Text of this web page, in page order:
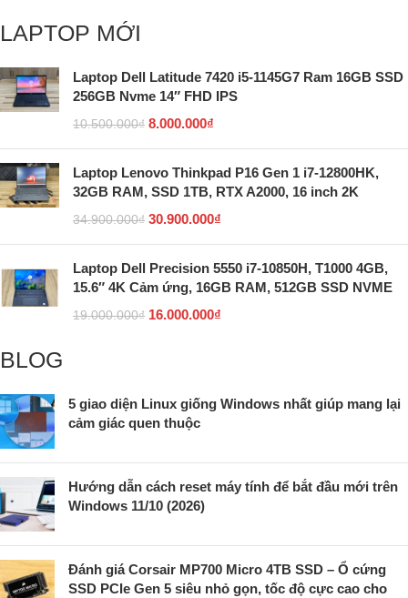
LAPTOP MỚI
Laptop Dell Latitude 7420 i5-1145G7 Ram 16GB SSD
256GB Nvme 14″ FHD IPS
10.500.000₫ 8.000.000₫
Laptop Lenovo Thinkpad P16 Gen 1 i7-12800HK,
32GB RAM, SSD 1TB, RTX A2000, 16 inch 2K
34.900.000₫ 30.900.000₫
Laptop Dell Precision 5550 i7-10850H, T1000 4GB,
15.6″ 4K Cảm ứng, 16GB RAM, 512GB SSD NVME
19.000.000₫ 16.000.000₫
BLOG
5 giao diện Linux giống Windows nhất giúp mang lại
cảm giác quen thuộc
Hướng dẫn cách reset máy tính để bắt đầu mới trên
Windows 11/10 (2026)
Đánh giá Corsair MP700 Micro 4TB SSD – Ổ cứng
SSD PCIe Gen 5 siêu nhỏ gọn, tốc độ cực cao cho